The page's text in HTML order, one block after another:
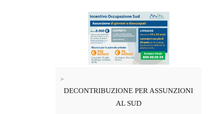
>
DECONTRIBUZIONE PER ASSUNZIONI
AL SUD